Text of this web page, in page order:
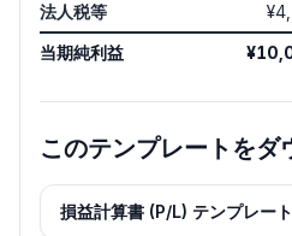
法人税等
当期純利益
このテンプレートをダ
損益計算書 (P/L) テンプレート